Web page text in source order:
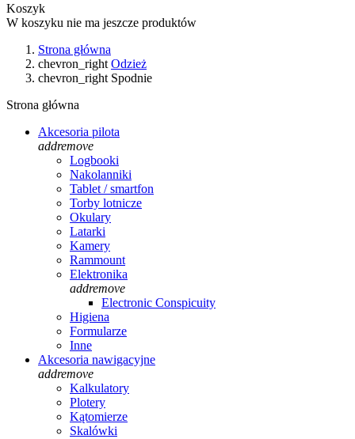
Koszyk
W koszyku nie ma jeszcze produktów
Strona główna
chevron_right Odzież
chevron_right Spodnie
Strona główna
Akcesoria pilota
addremove
Logbooki
Nakolanniki
Tablet / smartfon
Torby lotnicze
Okulary
Latarki
Kamery
Rammount
Elektronika
addremove
Electronic Conspicuity
Higiena
Formularze
Inne
Akcesoria nawigacyjne
addremove
Kalkulatory
Plotery
Kątomierze
Skalówki